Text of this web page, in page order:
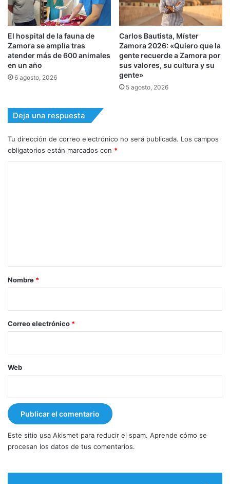
El hospital de la fauna de
Zamora se amplía tras
atender más de 600 animales
en un año
6 agosto, 2026
Carlos Bautista, Míster
Zamora 2026: «Quiero que la
gente recuerde a Zamora por
sus valores, su cultura y su
gente»
5 agosto, 2026
Deja una respuesta
Tu dirección de correo electrónico no será publicada. Los campos
obligatorios están marcados con *
r
*
Nombre *
Correo electrónico *
Web
Este sitio usa Akismet para reducir el spam. Aprende cómo se
procesan los datos de tus comentarios.